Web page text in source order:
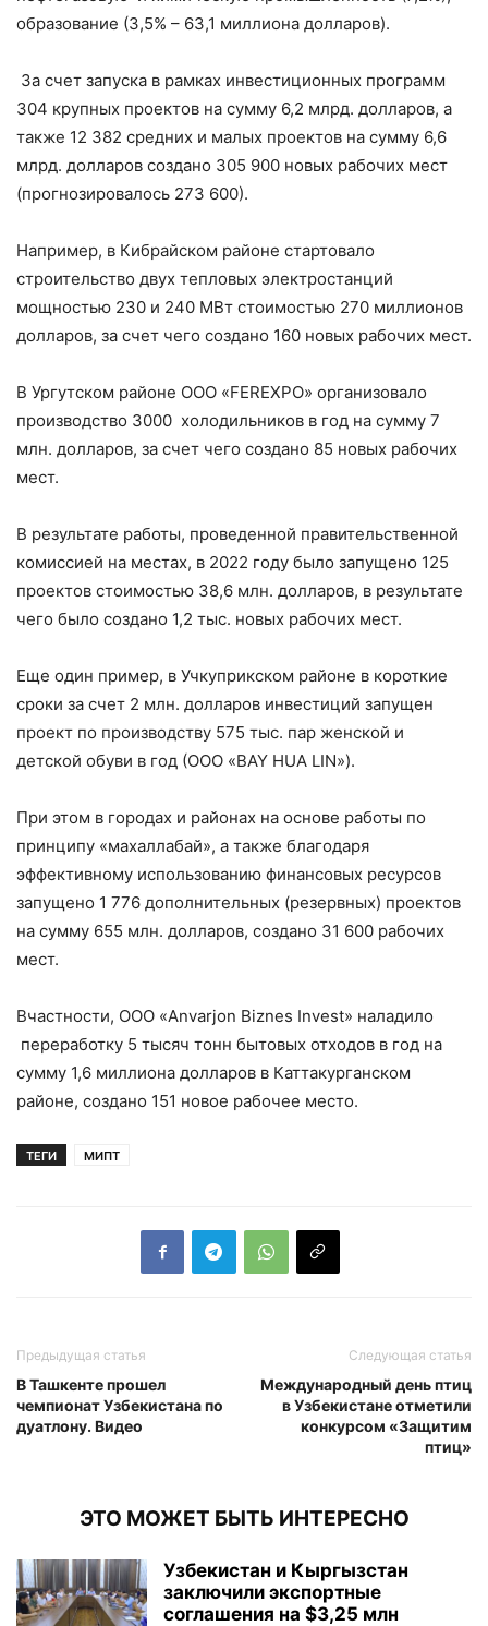
образование (3,5% – 63,1 миллиона долларов).
За счет запуска в рамках инвестиционных программ
304 крупных проектов на сумму 6,2 млрд. долларов, а
также 12 382 средних и малых проектов на сумму 6,6
млрд. долларов создано 305 900 новых рабочих мест
(прогнозировалось 273 600).
Например, в Кибрайском районе стартовало
строительство двух тепловых электростанций
мощностью 230 и 240 МВт стоимостью 270 миллионов
долларов, за счет чего создано 160 новых рабочих мест.
В Ургутском районе ООО «FEREXPO» организовало
производство 3000 холодильников в год на сумму 7
млн. долларов, за счет чего создано 85 новых рабочих
мест.
В результате работы, проведенной правительственной
комиссией на местах, в 2022 году было запущено 125
проектов стоимостью 38,6 млн. долларов, в результате
чего было создано 1,2 тыс. новых рабочих мест.
Еще один пример, в Учкуприкском районе в короткие
сроки за счет 2 млн. долларов инвестиций запущен
проект по производству 575 тыс. пар женской и
детской обуви в год (ООО «BAY HUA LIN»).
При этом в городах и районах на основе работы по
принципу «махаллабай», а также благодаря
эффективному использованию финансовых ресурсов
запущено 1 776 дополнительных (резервных) проектов
на сумму 655 млн. долларов, создано 31 600 рабочих
мест.
Вчастности, ООО «Anvarjon Biznes Invest» наладило
переработку 5 тысяч тонн бытовых отходов в год на
сумму 1,6 миллиона долларов в Каттакурганском
районе, создано 151 новое рабочее место.
ТЕГИ МИПТ
Предыдущая статья
В Ташкенте прошел
чемпионат Узбекистана по
дуатлону. Видео
Следующая статья
Международный день птиц
в Узбекистане отметили
конкурсом «Защитим
птиц»
ЭТО МОЖЕТ БЫТЬ ИНТЕРЕСНО
Узбекистан и Кыргызстан
заключили экспортные
соглашения на $3,25 млн